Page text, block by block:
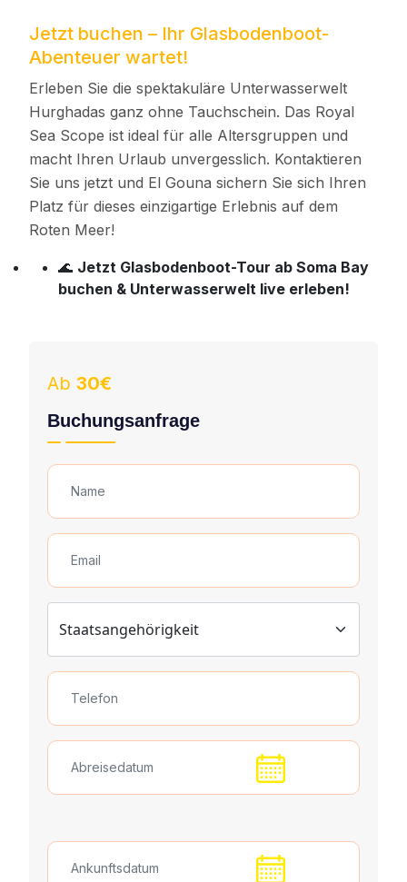
Jetzt buchen – Ihr Glasbodenboot-
Abenteuer wartet!
Erleben Sie die spektakuläre Unterwasserwelt
Hurghadas ganz ohne Tauchschein. Das Royal
Sea Scope ist ideal für alle Altersgruppen und
macht Ihren Urlaub unvergesslich. Kontaktieren
Sie uns jetzt und El Gouna sichern Sie sich Ihren
Platz für dieses einzigartige Erlebnis auf dem
Roten Meer!
🌊 Jetzt Glasbodenboot-Tour ab Soma Bay
buchen & Unterwasserwelt live erleben!
Ab 30€
Buchungsanfrage